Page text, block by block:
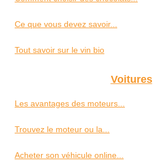
Ce que vous devez savoir...
Tout savoir sur le vin bio
Voitures
Les avantages des moteurs...
Trouvez le moteur ou la...
Acheter son véhicule online...